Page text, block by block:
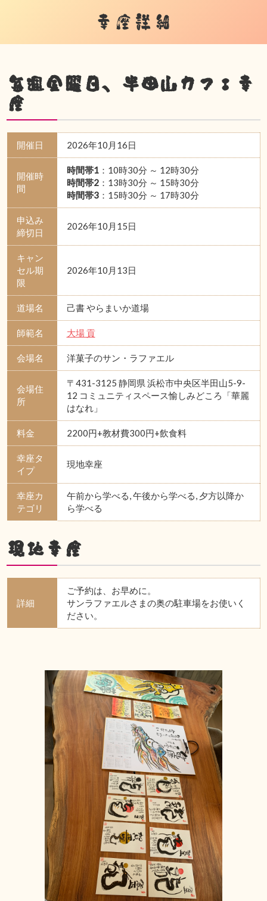
幸座詳細
毎週金曜日、半田山カフェ幸
座
開催日 2026年10月16日
開催時
間
時間帯1：10時30分 ～ 12時30分
時間帯2：13時30分 ～ 15時30分
時間帯3：15時30分 ～ 17時30分
申込み
締切日
2026年10月15日
キャン
セル期
限
2026年10月13日
道場名 己書 やらまいか道場
師範名 大場 貢
会場名 洋菓子のサン・ラファエル
会場住
所
〒431-3125 静岡県 浜松市中央区半田山5-9-
12 コミュニティスペース愉しみどころ「華麗
はなれ」
料金 2200円+教材費300円+飲食料
幸座タ
イプ
現地幸座
幸座カ
テゴリ
午前から学べる, 午後から学べる, 夕方以降か
ら学べる
現地幸座
詳細
ご予約は、お早めに。
サンラファエルさまの奥の駐車場をお使いく
ださい。